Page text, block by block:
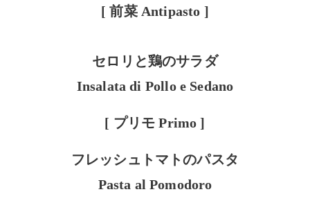
[ 前菜 Antipasto ]
セロリと鶏のサラダ
Insalata di Pollo e Sedano
[ プリモ Primo ]
フレッシュトマトのパスタ
Pasta al Pomodoro